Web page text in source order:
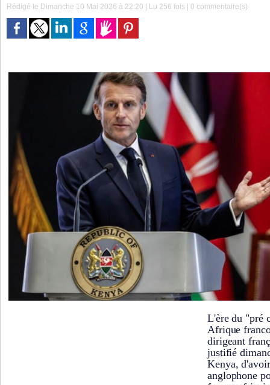
Rédigé le Dimanche 10 Mai 2026 à 22:20 | Lu 256 fois |0 commentaire(s)
L'ère du "pré
Afrique
dirigeant
justifié
Kenya,
anglophone